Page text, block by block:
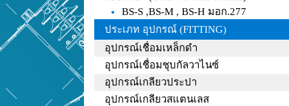
BS-S ,BS-M , BS-H มอก.277
ประเภท อุปกรณ์ (FITTING)
อุปกรณ์เชื่อมเหล็กดำ
อุปกรณ์เชื่อมชุบกัลวาไนซ์
อุปกรณ์เกลียวประปา
อุปกรณ์เกลียวสแตนเลส